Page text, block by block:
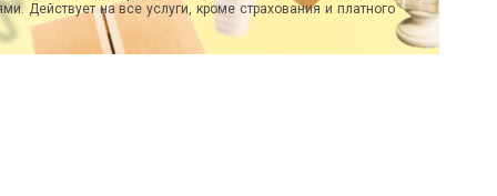
Действует на все услуги, кроме страхования и платного